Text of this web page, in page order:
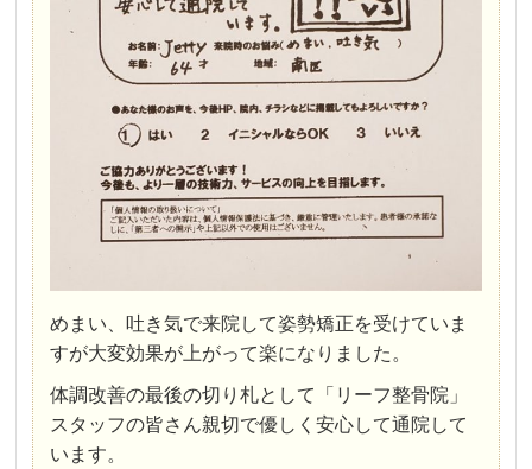
めまい、吐き気で来院して姿勢矯正を受けていま
すが大変効果が上がって楽になりました。
体調改善の最後の切り札として「リーフ整骨院」
スタッフの皆さん親切で優しく安心して通院して
います。